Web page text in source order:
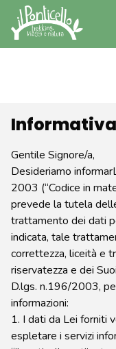
Gentile Signore/a,
Desideriamo
2003 (“Codice in
prevede la tutela
trattamento dei dati
indicata, tale
correttezza, liceità e
riservatezza e dei
D.lgs. n.196/2003,
informazioni:
1. I dati da Lei forniti
espletare i servizi